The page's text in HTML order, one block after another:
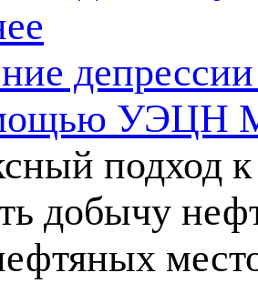
депрессии
УЭЦН
подход
добычу